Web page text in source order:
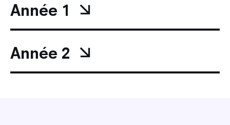
Année 1
Année 2